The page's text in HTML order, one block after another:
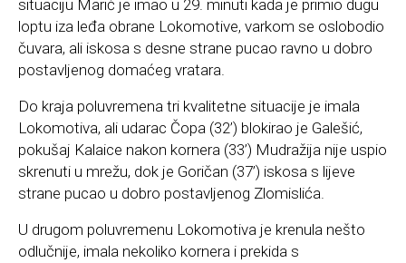
situaciju Marić je imao u 29. minuti kada je primio dugu
loptu iza leđa obrane Lokomotive, varkom se oslobodio
čuvara, ali iskosa s desne strane pucao ravno u dobro
postavljenog domaćeg vratara.
Do kraja poluvremena tri kvalitetne situacije je imala
Lokomotiva, ali udarac Čopa (32’) blokirao je Galešić,
pokušaj Kalaice nakon kornera (33’) Mudražija nije uspio
skrenuti u mrežu, dok je Goričan (37’) iskosa s lijeve
strane pucao u dobro postavljenog Zlomislića.
U drugom poluvremenu Lokomotiva je krenula nešto
odlučnije, imala nekoliko kornera i prekida s